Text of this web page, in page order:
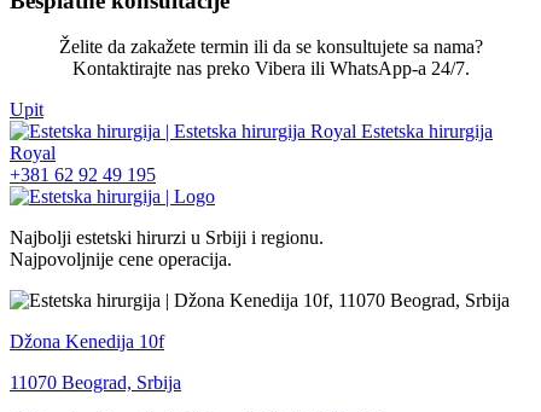
Želite da zakažete termin ili da se konsultujete sa nama?
Kontaktirajte nas preko Vibera ili WhatsApp-a 24/7.
Upit
+381 62 92 49 195
Najbolji estetski hirurzi u Srbiji i regionu.
Najpovoljnije cene operacija.
Džona Kenedija 10f
11070 Beograd, Srbija